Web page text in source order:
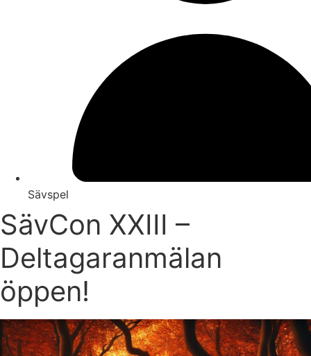
Sävspel
SävCon XXIII –
Deltagaranmälan
öppen!